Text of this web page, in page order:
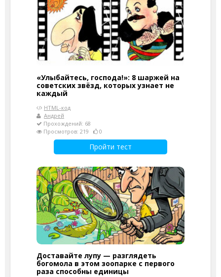
«Улыбайтесь, господа!»: 8 шаржей на
советских звёзд, которых узнает не
каждый
HTML-код
Андрей
Прохождений: 68
Просмотров: 219
0
Пройти тест
Доставайте лупу — разглядеть
богомола в этом зоопарке с первого
раза способны единицы